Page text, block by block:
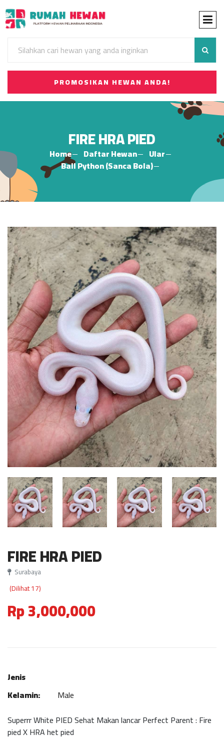
PROMOSIKAN HEWAN ANDA!
FIRE HRA PIED
Home Daftar Hewan
Ular
Ball Python (Sanca Bola)
FIRE HRA PIED
Surabaya
(Dilihat 17)
Rp 3,000,000
Jenis
Kelamin:
Male
Superrr White PIED Sehat Makan lancar Perfect Parent : Fire
pied X HRA het pied